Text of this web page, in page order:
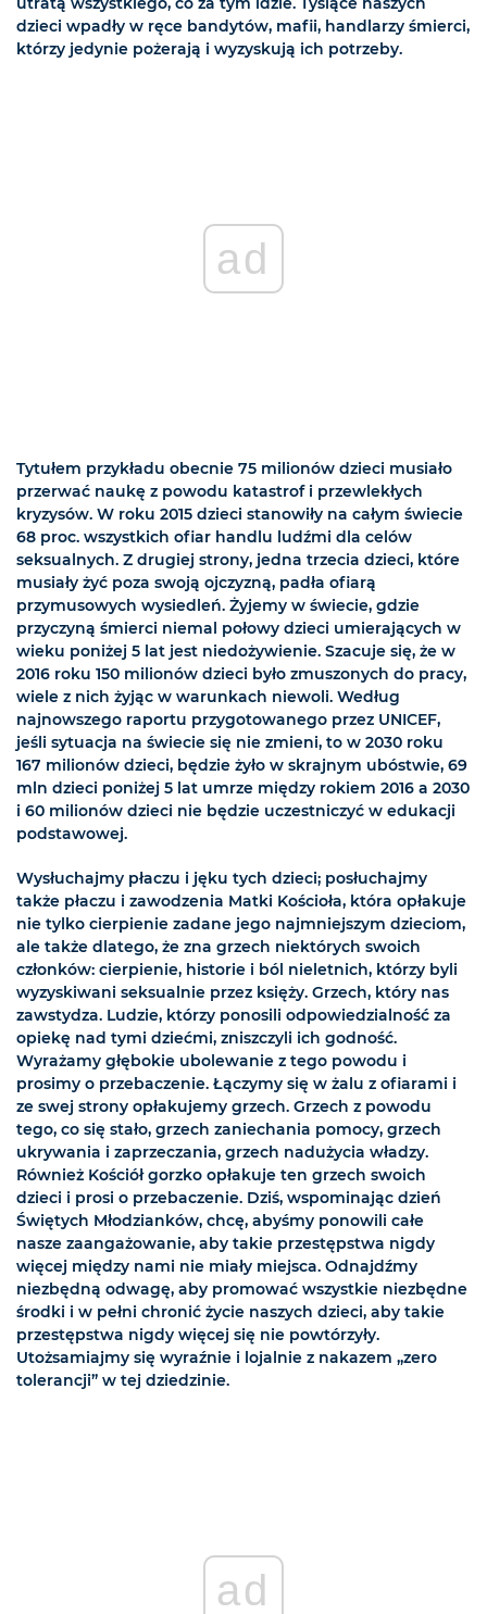
dzieci wpadły w ręce bandytów, mafii, handlarzy śmierci,
którzy jedynie pożerają i wyzyskują ich potrzeby.
ad
Tytułem przykładu obecnie 75 milionów dzieci musiało
przerwać naukę z powodu katastrof i przewlekłych
kryzysów. W roku 2015 dzieci stanowiły na całym świecie
68 proc. wszystkich ofiar handlu ludźmi dla celów
seksualnych. Z drugiej strony, jedna trzecia dzieci, które
musiały żyć poza swoją ojczyzną, padła ofiarą
przymusowych wysiedleń. Żyjemy w świecie, gdzie
przyczyną śmierci niemal połowy dzieci umierających w
wieku poniżej 5 lat jest niedożywienie. Szacuje się, że w
2016 roku 150 milionów dzieci było zmuszonych do pracy,
wiele z nich żyjąc w warunkach niewoli. Według
najnowszego raportu przygotowanego przez UNICEF,
jeśli sytuacja na świecie się nie zmieni, to w 2030 roku
167 milionów dzieci, będzie żyło w skrajnym ubóstwie, 69
mln dzieci poniżej 5 lat umrze między rokiem 2016 a 2030
i 60 milionów dzieci nie będzie uczestniczyć w edukacji
podstawowej.
Wysłuchajmy płaczu i jęku tych dzieci; posłuchajmy
także płaczu i zawodzenia Matki Kościoła, która opłakuje
nie tylko cierpienie zadane jego najmniejszym dzieciom,
ale także dlatego, że zna grzech niektórych swoich
członków: cierpienie, historie i ból nieletnich, którzy byli
wyzyskiwani seksualnie przez księży. Grzech, który nas
zawstydza. Ludzie, którzy ponosili odpowiedzialność za
opiekę nad tymi dziećmi, zniszczyli ich godność.
Wyrażamy głębokie ubolewanie z tego powodu i
prosimy o przebaczenie. Łączymy się w żalu z ofiarami i
ze swej strony opłakujemy grzech. Grzech z powodu
tego, co się stało, grzech zaniechania pomocy, grzech
ukrywania i zaprzeczania, grzech nadużycia władzy.
Również Kościół gorzko opłakuje ten grzech swoich
dzieci i prosi o przebaczenie. Dziś, wspominając dzień
Świętych Młodzianków, chcę, abyśmy ponowili całe
nasze zaangażowanie, aby takie przestępstwa nigdy
więcej między nami nie miały miejsca. Odnajdźmy
niezbędną odwagę, aby promować wszystkie niezbędne
środki i w pełni chronić życie naszych dzieci, aby takie
przestępstwa nigdy więcej się nie powtórzyły.
Utożsamiajmy się wyraźnie i lojalnie z nakazem „zero
tolerancji” w tej dziedzinie.
ad